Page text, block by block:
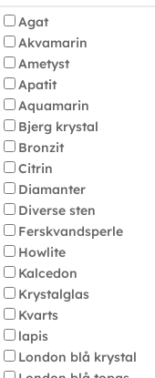
Agat
Akvamarin
Ametyst
Apatit
Aquamarin
Bjerg krystal
Bronzit
Citrin
Diamanter
Diverse sten
Ferskvandsperle
Howlite
Kalcedon
Krystalglas
Kvarts
lapis
London blå krystal